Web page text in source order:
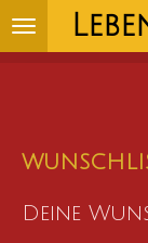
Zum
Hauptinhalt
Deine